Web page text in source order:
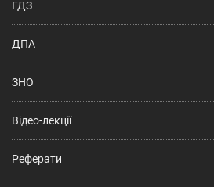
ГДЗ
ДПА
ЗНО
Відео-лекції
Реферати